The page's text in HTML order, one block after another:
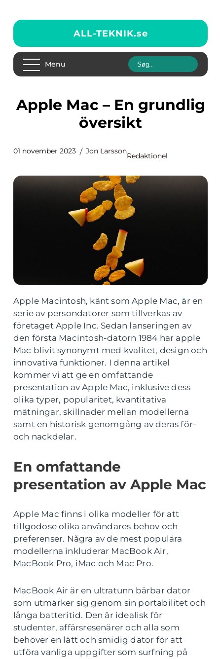
ALL-TEKNIK.se
Menu
Apple Mac – En grundlig
översikt
01 november 2023 Jon Larsson
Redaktionel
Apple Macintosh, känt som Apple Mac, är en
serie av persondatorer som tillverkas av
företaget Apple Inc. Sedan lanseringen av
den första Macintosh-datorn 1984 har apple
Mac blivit synonymt med kvalitet, design och
innovativa funktioner. I denna artikel
kommer vi att ge en omfattande
presentation av Apple Mac, inklusive dess
olika typer, popularitet, kvantitativa
mätningar, skillnader mellan modellerna
samt en historisk genomgång av deras för-
och nackdelar.
En omfattande
presentation av Apple Mac
Apple Mac finns i olika modeller för att
tillgodose olika användares behov och
preferenser. Några av de mest populära
modellerna inkluderar MacBook Air,
MacBook Pro, iMac och Mac Pro.
MacBook Air är en ultratunn bärbar dator
som utmärker sig genom sin portabilitet och
långa batteritid. Den är idealisk för
studenter, affärsresenärer och alla som
behöver en lätt och smidig dator för att
utföra vanliga uppgifter som surfning på